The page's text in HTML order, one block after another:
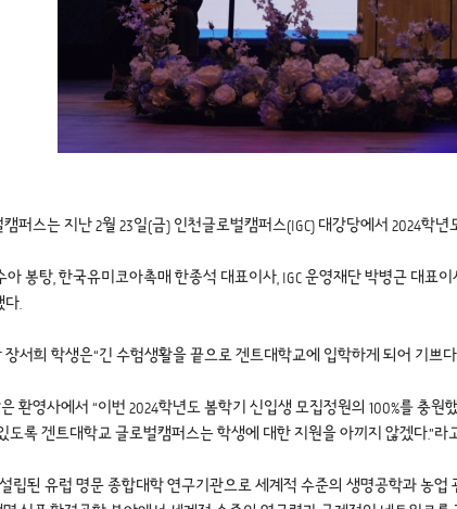
퍼스는 지난 2월 23일(금) 인천글로벌캠퍼스(IGC) 대강당에서 2024학
봉탕, 한국유미코아촉매 한종석 대표이사, IGC 운영재단 박병근 대
다.
서희 학생은“긴 수험생활을 끝으로 겐트대학교에 입학하게 되어 기
환영사에서 “이번 2024학년도 봄학기 신입생 모집정원의 100%를 충
도록 겐트대학교 글로벌캠퍼스는 학생에 대한 지원을 아끼지 않겠다.”라
립된 유럽 명문 종합대학 연구기관으로 세계적 수준의 생명공학과 농